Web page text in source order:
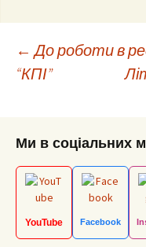
Post
← До роботи в
“КПІ”
Ми в соціальних
YouTube Facebook